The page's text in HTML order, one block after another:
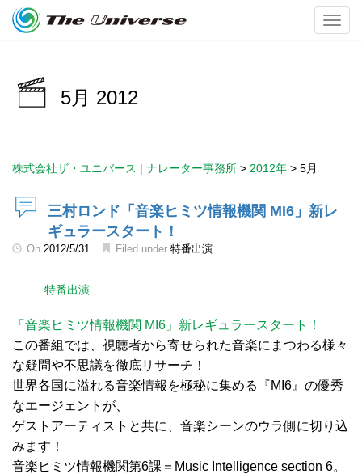
5月 2012
株式会社ザ・ユニバース | ナレーター事務所 > 2012年 > 5月
三村ロンド「音楽ヒミツ情報機関 MI6」新レ
ギュラースタート！
On 2012/5/31 Filed under 特番出演
特番出演
「音楽ヒミツ情報機関 MI6」新レギュラースタート！
この番組では、視聴者から寄せられた音楽にまつわる様々
な疑問や不思議を徹底リサーチ！
世界各国に溢れる音楽情報を極秘に集める『MI6』の優秀
なエージェントが、
ゲストアーティストと共に、音楽シーンのウラ側に切り込
みます！
音楽ヒミツ情報機関第6課＝Music Intelligence section 6。